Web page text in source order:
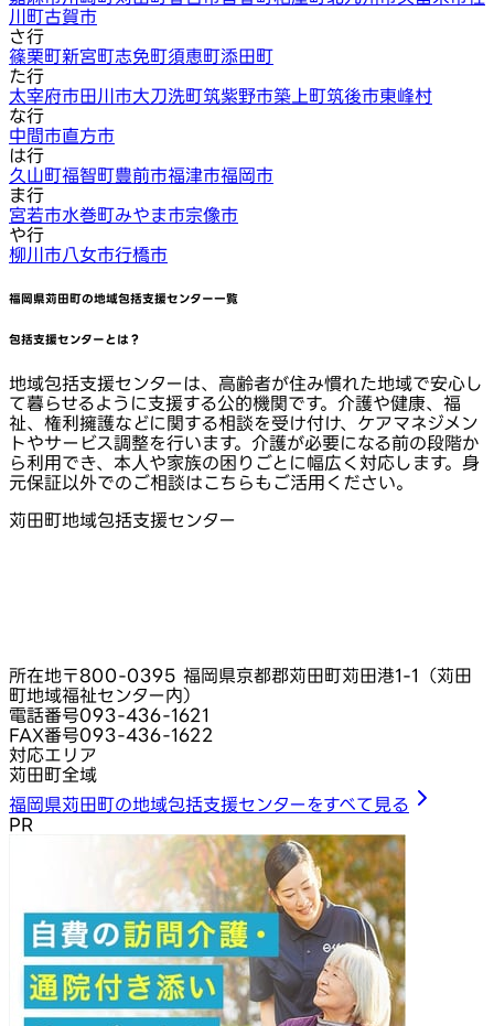
川町古賀市
さ行
篠栗町新宮町志免町須恵町添田町
た行
太宰府市田川市大刀洗町筑紫野市築上町筑後市東峰村
な行
中間市直方市
は行
久山町福智町豊前市福津市福岡市
ま行
宮若市水巻町みやま市宗像市
や行
柳川市八女市行橋市
福岡県苅田町の地域包括支援センター一覧
包括支援センターとは？
地域包括支援センターは、高齢者が住み慣れた地域で安心し
て暮らせるように支援する公的機関です。介護や健康、福
祉、権利擁護などに関する相談を受け付け、ケアマネジメン
トやサービス調整を行います。介護が必要になる前の段階か
ら利用でき、本人や家族の困りごとに幅広く対応します。身
元保証以外でのご相談はこちらもご活用ください。
苅田町地域包括支援センター
所在地〒800-0395 福岡県京都郡苅田町苅田港1-1（苅田
町地域福祉センター内）
電話番号093-436-1621
FAX番号093-436-1622
対応エリア
苅田町全域
福岡県苅田町の地域包括支援センターをすべて見る
PR